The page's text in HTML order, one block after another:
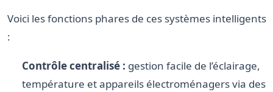
Voici les fonctions phares de ces systèmes intelligents
:
Contrôle centralisé : gestion facile de l’éclairage,
température et appareils électroménagers via des